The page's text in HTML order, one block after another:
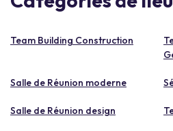
Team Building Construction
Salle de Réunion moderne
Salle de Réunion design